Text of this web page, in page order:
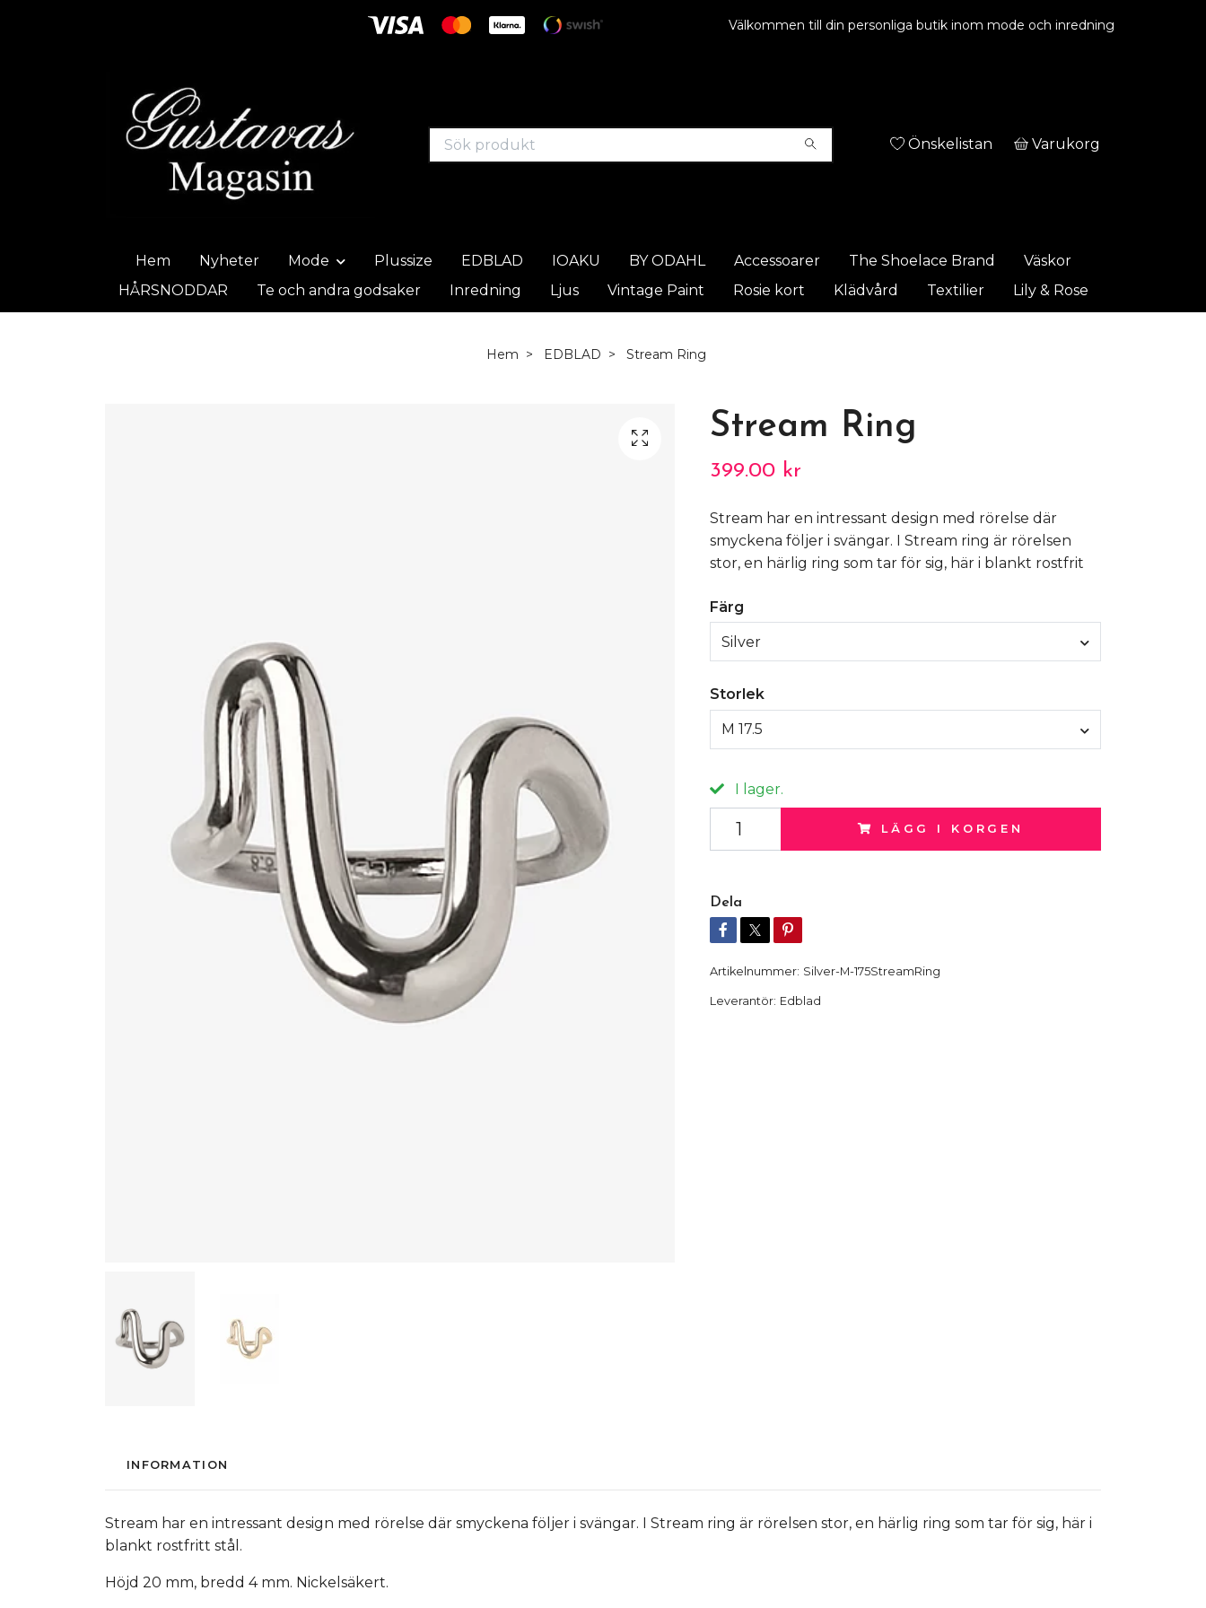
Välkommen till din personliga butik inom mode och inredning
Önskelistan Varukorg
Hem Nyheter Mode Plussize EDBLAD IOAKU BY ODAHL Accessoarer The Shoelace Brand
Väskor
HÅRSNODDAR
Te och andra godsaker Inredning Ljus Vintage Paint Rosie kort Klädvård Textilier Lily & Rose
Hem EDBLAD Stream Ring
Stream Ring
399.00 kr
Stream har en intressant design med rörelse där
smyckena följer i svängar. I Stream ring är rörelsen
stor, en härlig ring som tar för sig, här i blankt rostfrit
Färg
Silver
Storlek
M 17.5
I lager.
LÄGG I KORGEN
Dela
Artikelnummer: Silver-M-175StreamRing
Leverantör: Edblad
INFORMATION
Stream har en intressant design med rörelse där smyckena följer i svängar. I Stream ring är rörelsen stor, en härlig ring som tar för sig, här i
blankt rostfritt stål.
Höjd 20 mm, bredd 4 mm. Nickelsäkert.